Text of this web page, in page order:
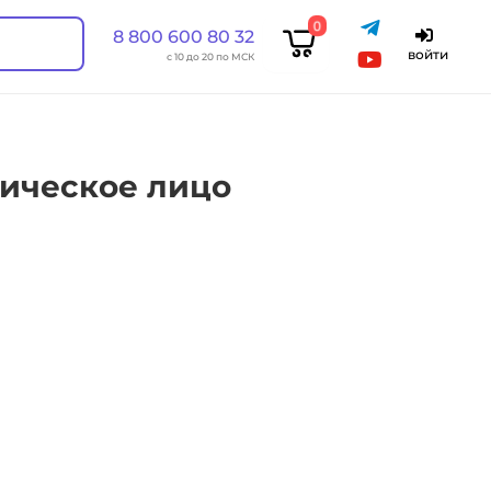
8 800 600 80 32
с 10 до 20 по МСК
0
войти
лицо